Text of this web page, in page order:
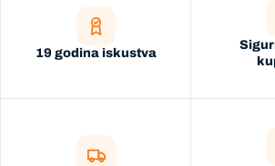
19 godina iskustva